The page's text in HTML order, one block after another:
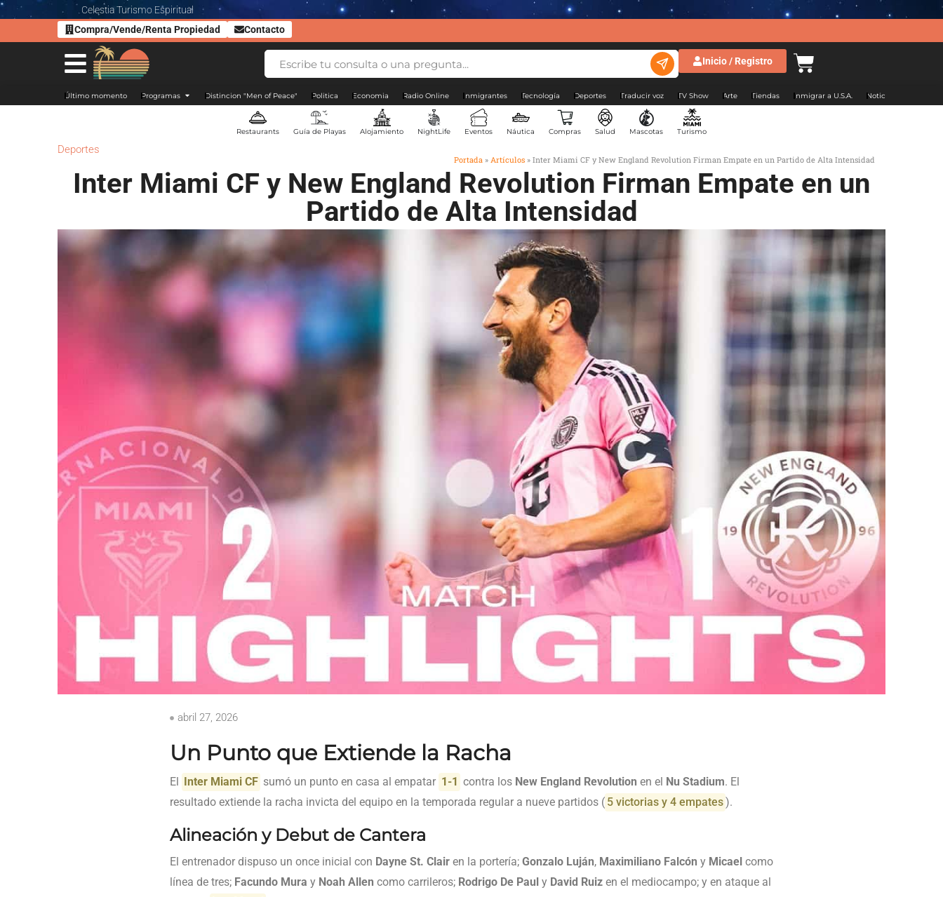
Celestia Turismo Espiritual
Compra/Vende/Renta Propiedad
Contacto
Inicio / Registro
Último momento Programas Distincion "Men of Peace" Politica Economia Radio Online Inmigrantes Tecnología Deportes Traducir voz TV Show Arte Tiendas Inmigrar a U.S.A. Noticias Argentina
Restaurants Guía de Playas Alojamiento NightLife Eventos Náutica Compras Salud Mascotas Turismo
Deportes
Portada » Artículos » Inter Miami CF y New England Revolution Firman Empate en un Partido de Alta Intensidad
Inter Miami CF y New England Revolution Firman Empate en un
Partido de Alta Intensidad
abril 27, 2026
Un Punto que Extiende la Racha
El Inter Miami CF sumó un punto en casa al empatar 1-1 contra los New England Revolution en el Nu Stadium. El
resultado extiende la racha invicta del equipo en la temporada regular a nueve partidos ( 5 victorias y 4 empates).
Alineación y Debut de Cantera
El entrenador dispuso un once inicial con Dayne St. Clair en la portería; Gonzalo Luján, Maximiliano Falcón y Micael como
línea de tres; Facundo Mura y Noah Allen como carrileros; Rodrigo De Paul y David Ruiz en el mediocampo; y en ataque al